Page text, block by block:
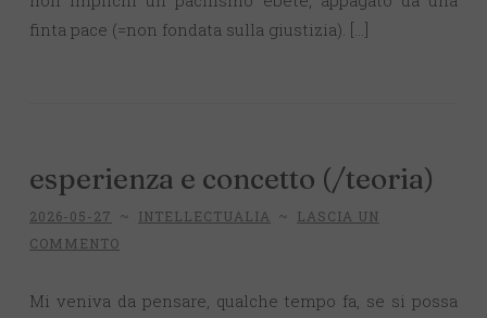
finta pace (=non fondata sulla giustizia). […]
esperienza e concetto (/teoria)
2026-05-27 ~ INTELLECTUALIA ~
LASCIA UN
COMMENTO
Mi veniva da pensare, qualche tempo fa, se si possa